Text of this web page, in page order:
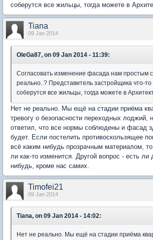
соберутся все жильцы, тогда можете в
Tiana
09 Jan 2014
OleGa87, on 09 Jan 2014 - 11:39:
Согласовать изменение фасада нам простым
реально..? Представитель застройщика что-то
соберутся все жильцы, тогда можете в
Нет не реально. Мы ещё на стадии приёма
тревогу о безопасности переходных лоджий,
ответил, что все нормы соблюдены и фасад
будет. Если постелить противоскользящее
всё каким нибудь прозрачным материалом,
ли как-то изменится. Другой вопрос - есть ли
нибудь, кроме нас самих.
Timofei21
09 Jan 2014
Tiana, on 09 Jan 2014 - 14:02:
Нет не реально. Мы ещё на стадии приёма